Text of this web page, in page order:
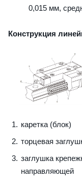
0,015 мм,
Конструкция
каретка (блок)
торцевая
заглушка
направляющей